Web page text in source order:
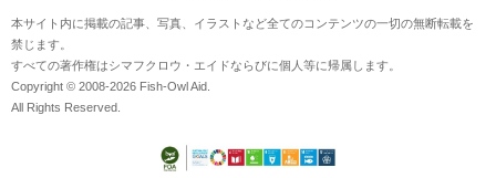
本サイト内に掲載の記事、写真、イラストなど全てのコンテンツの一切の無断転載を
禁じます。
すべての著作権はシマフクロウ・エイドならびに個人等に帰属します。
Copyright © 2008-2026 Fish-Owl Aid.
All Rights Reserved.